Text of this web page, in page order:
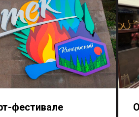
фестивале